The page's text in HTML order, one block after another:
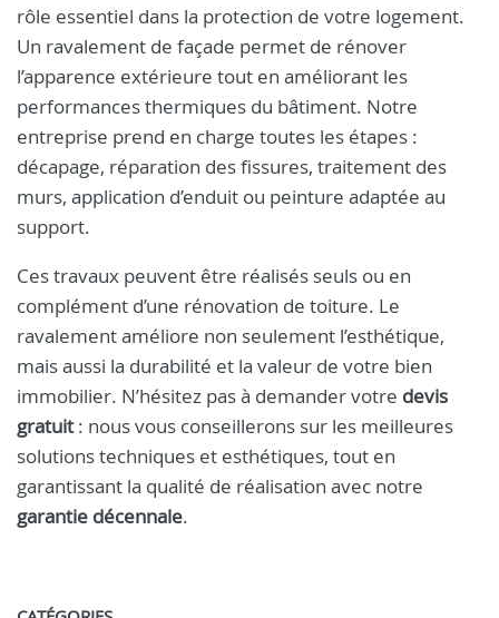
rôle essentiel dans la protection de votre logement.
Un ravalement de façade permet de rénover
l’apparence extérieure tout en améliorant les
performances thermiques du bâtiment. Notre
entreprise prend en charge toutes les étapes :
décapage, réparation des fissures, traitement des
murs, application d’enduit ou peinture adaptée au
support.
Ces travaux peuvent être réalisés seuls ou en
complément d’une rénovation de toiture. Le
ravalement améliore non seulement l’esthétique,
mais aussi la durabilité et la valeur de votre bien
immobilier. N’hésitez pas à demander votre devis
gratuit: nous vous conseillerons sur les meilleures
solutions techniques et esthétiques, tout en
garantissant la qualité de réalisation avec notre
garantie décennale.